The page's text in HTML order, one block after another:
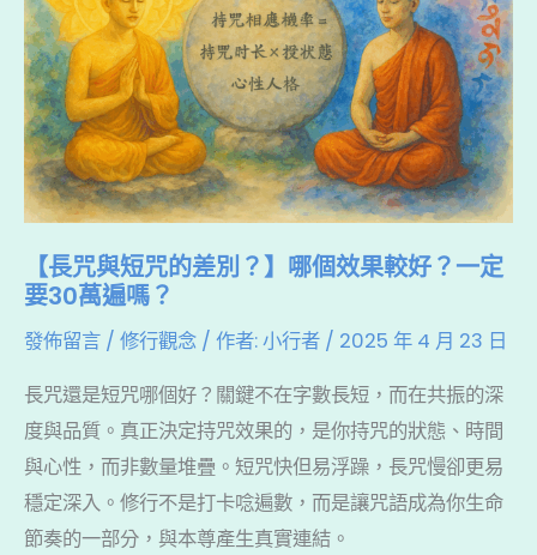
軌
（完
整
版）
【長咒與短咒的差別？】哪個效果較好？一定
要30萬遍嗎？
發佈留言 / 修行觀念 / 作者:小行者 / 2025 年 4 月 23 日
長咒還是短咒哪個好？關鍵不在字數長短，而在共振的深
度與品質。真正決定持咒效果的，是你持咒的狀態、時間
與心性，而非數量堆疊。短咒快但易浮躁，長咒慢卻更易
穩定深入。修行不是打卡唸遍數，而是讓咒語成為你生命
節奏的一部分，與本尊產生真實連結。
短
咒
的
差
別？】
哪
效
果
較
好？
一
定
要
30